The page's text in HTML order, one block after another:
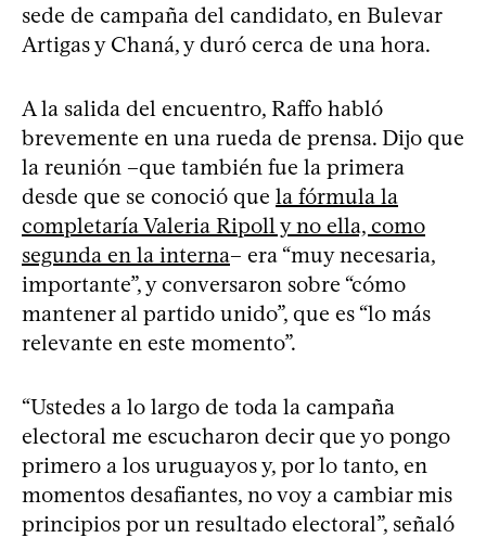
sede de campaña del candidato, en Bulevar
Artigas y Chaná, y duró cerca de una hora.
A la salida del encuentro, Raffo habló
brevemente en una rueda de prensa. Dijo que
la reunión –que también fue la primera
desde que se conoció que la fórmula la
completaría Valeria Ripoll y no ella, como
segunda en la interna– era “muy necesaria,
importante”, y conversaron sobre “cómo
mantener al partido unido”, que es “lo más
relevante en este momento”.
“Ustedes a lo largo de toda la campaña
electoral me escucharon decir que yo pongo
primero a los uruguayos y, por lo tanto, en
momentos desafiantes, no voy a cambiar mis
principios por un resultado electoral”, señaló